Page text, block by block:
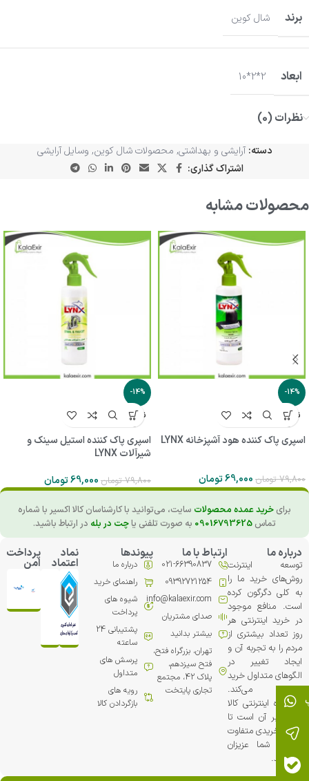
برند
شال کوین
ابعاد 2*2*10
نظرات (0)
دسته: آرایشی و بهداشتی, محصولات شال کوین, وسایل آرایشی
اشتراک گذاری:
محصولات مشابه
-14%
ناموجو
د
اسپری پاک کننده هود آشپزخانه LYNX
79,800 تومان 69,000تومان
-14%
ناموجو
د
اسپری پاک کننده استیل سینک و
شیرآلات LYNX
79,800 تومان 69,000تومان
برای خرید عمده محصولات سایت، می‌توانید با کارشناسان کالا اکسیر با شماره
تماس 09016793625 به صورت تلفنی یاچت در بله در ارتباط باشید.
درباره ما
توسعه اینترنت
روش‌های خرید ما را
به کلی دگرگون کرده
است. منافع موجود
در خرید اینترنتی هر
روز تعداد بیشتری از
مردم را به تجربه آن و
ایجاد تغییر در
الگوهای متداول خرید
ترغیب می‏‌کند.
فروشگاه اینترنتی کالا
اکسیر بر آن است تا
تجربه خریدی متفاوت
را برای شما عزیزان
خلق کند.
ارتباط با ما
021-66390837
09392721254
info@kalaexir.com
صدای مشتریان
بیشتر بدانید
تهران، بزرگراه فتح،
فتح سیزدهم،
پلاک 42، مجتمع
تجاري پایتخت
پیوندها
درباره ما
راهنمای خرید
شیوه های
پرداخت
پشتیبانی 24
ساعته
پرسش های
متداول
رویه های
بازگردادن کالا
نماد
اعتماد
پرداخت
امن